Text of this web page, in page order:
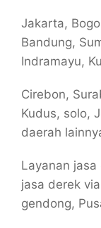
Jakarta,
Bandung,
Indramayu,
Cirebon,
Kudus, solo,
daerah
Layanan
jasa derek
gendong,